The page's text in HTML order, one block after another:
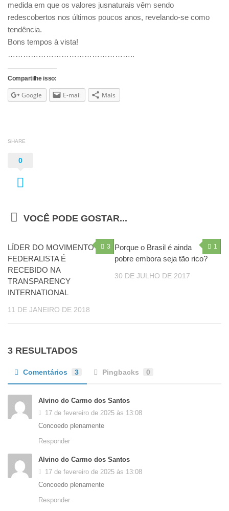
medida em que os valores jusnaturais vêm sendo
redescobertos nos últimos poucos anos, revelando-se como
tendência.
Bons tempos à vista!
…………………………………………..
Compartilhe isso:
Google E-mail Mais
SHARE
0
VOCÊ PODE GOSTAR...
3
LÍDER DO MOVIMENTO
FEDERALISTA É
RECEBIDO NA
TRANSPARENCY
INTERNATIONAL
11 DE JANEIRO DE 2018
1
Porque o Brasil é ainda
pobre embora seja tão rico?
30 DE JULHO DE 2017
3 RESULTADOS
Comentários 3 Pingbacks 0
Alvino do Carmo dos Santos
17 de fevereiro de 2025 às 13:08
Concoedo plenamente
Responder
Alvino do Carmo dos Santos
17 de fevereiro de 2025 às 13:08
Concoedo plenamente
Responder